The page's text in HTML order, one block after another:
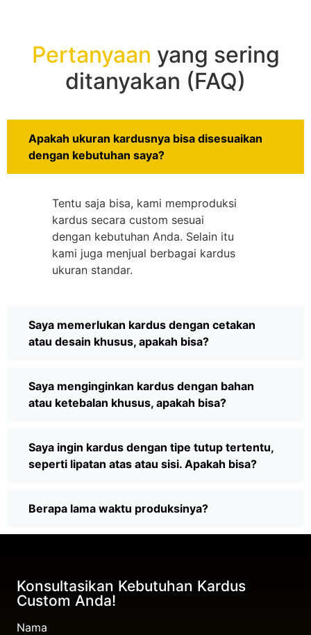
Pertanyaan yang sering
ditanyakan (FAQ)
Apakah ukuran kardusnya bisa disesuaikan
dengan kebutuhan saya?
Tentu saja bisa, kami memproduksi
kardus secara custom sesuai
dengan kebutuhan Anda. Selain itu
kami juga menjual berbagai kardus
ukuran standar.
Saya memerlukan kardus dengan cetakan
atau desain khusus, apakah bisa?
Saya menginginkan kardus dengan bahan
atau ketebalan khusus, apakah bisa?
Saya ingin kardus dengan tipe tutup tertentu,
seperti lipatan atas atau sisi. Apakah bisa?
Berapa lama waktu produksinya?
Konsultasikan Kebutuhan Kardus
Custom Anda!
Nama